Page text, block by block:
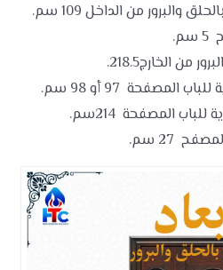
والبرور من الداخل 109 سم.
من الخارج218.5.
المصفحة 97 أو 98 سم.
المصفحة 214سم.
27 سم.